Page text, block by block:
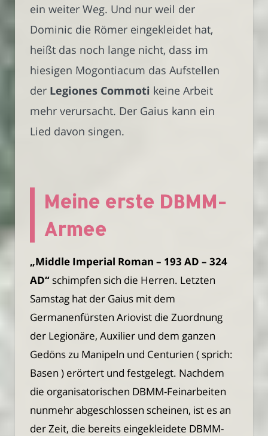
ein weiter Weg. Und nur weil der
Dominic die Römer eingekleidet hat,
heißt das noch lange nicht, dass im
hiesigen Mogontiacum das Aufstellen
der Legiones Commoti keine Arbeit
mehr verursacht. Der Gaius kann ein
Lied davon singen.
Meine erste DBMM-
Armee
„Middle Imperial Roman – 193 AD – 324
AD“ schimpfen sich die Herren. Letzten
Samstag hat der Gaius mit dem
Germanenfürsten Ariovist die Zuordnung
der Legionäre, Auxilier und dem ganzen
Gedöns zu Manipeln und Centurien ( sprich:
Basen ) erörtert und festgelegt. Nachdem
die organisatorischen DBMM-Feinarbeiten
nunmehr abgeschlossen scheinen, ist es an
der Zeit, die bereits eingekleidete DBMM-